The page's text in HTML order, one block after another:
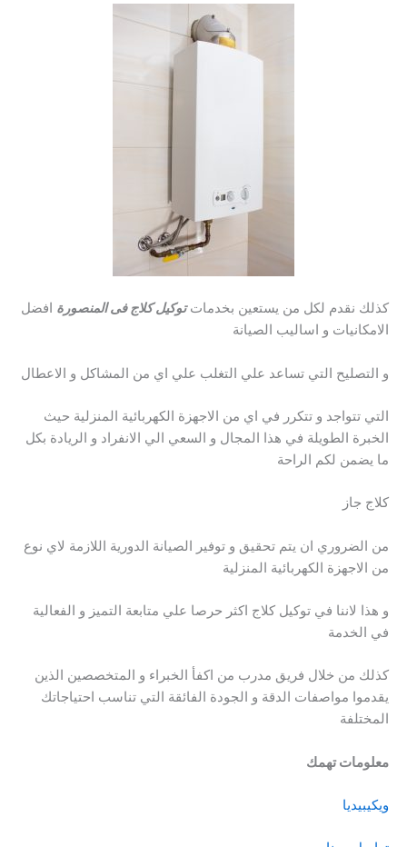
كذلك نقدم لكل من يستعين بخدماتتوكيل كلاجفى المنصورة افضل
الامكانيات و اساليب الصيانة
و التصليح التي تساعد علي التغلب علي اي من المشاكل و الاعطال
التي تتواجد و تتكرر في اي من الاجهزة الكهربائية المنزلية حيث
الخبرة الطويلة في هذا المجال و السعي الي الانفراد و الريادة بكل
ما يضمن لكم الراحة
كلاج جاز
من الضروري ان يتم تحقيق و توفير الصيانة الدورية اللازمة لاي نوع
من الاجهزة الكهربائية المنزلية
و هذا لاننا في توكيل كلاج اكثر حرصا علي متابعة التميز و الفعالية
في الخدمة
كذلك من خلال فريق مدرب من اكفأ الخبراء و المتخصصين الذين
يقدموا مواصفات الدقة و الجودة الفائقة التي تناسب احتياجاتك
المختلفة
معلومات تهمك
ويكيبيديا